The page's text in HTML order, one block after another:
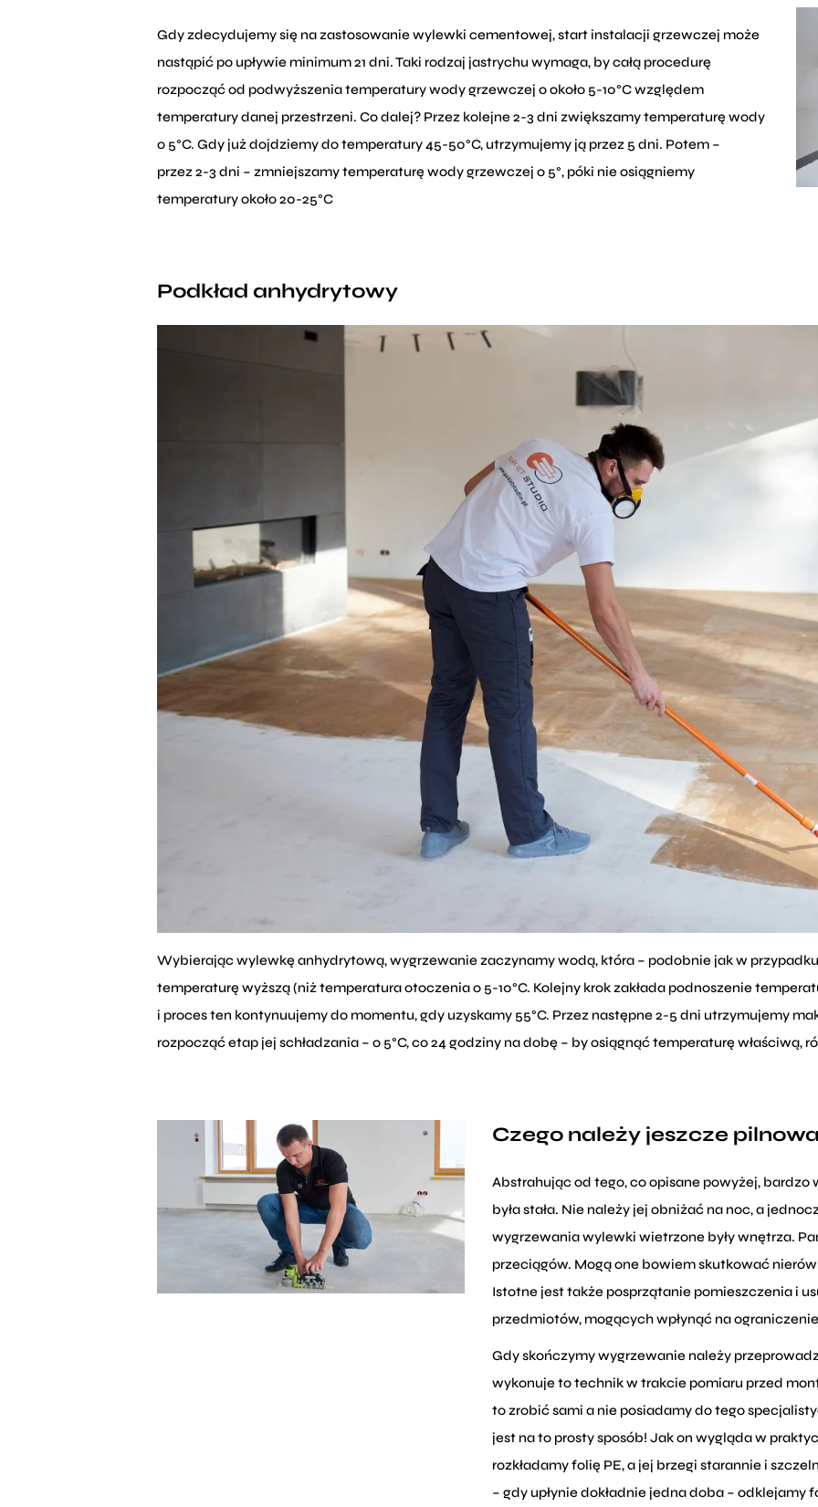
Gdy zdecydujemy się na zastosowanie wylewki cementowej, start instalacji grzewczej może
nastąpić po upływie minimum 21 dni. Taki rodzaj jastrychu wymaga, by całą procedurę
rozpocząć od podwyższenia temperatury wody grzewczej o około 5-10°C względem
temperatury danej przestrzeni. Co dalej? Przez kolejne 2-3 dni zwiększamy temperaturę wody
o 5°C. Gdy już dojdziemy do temperatury 45-50°C, utrzymujemy ją przez 5 dni. Potem –
przez 2-3 dni – zmniejszamy temperaturę wody grzewczej o 5°, póki nie osiągniemy
temperatury około 20-25°C
Podkład anhydrytowy
Wybierając wylewkę anhydrytową, wygrzewanie zaczynamy wodą, która – podobnie jak w
temperaturę wyższą (niż temperatura otoczenia o 5-10°C. Kolejny krok zakłada podnoszenie
i proces ten kontynuujemy do momentu, gdy uzyskamy 55°C. Przez następne 2-5 dni utrzymujemy
rozpocząć etap jej schładzania – o 5°C, co 24 godziny na dobę – by osiągnąć temperaturę właściwą,
Czego należy jeszcze
Abstrahując od tego, co opisane powyżej, bardzo
była stała. Nie należy jej obniżać na noc, a
wygrzewania wylewki wietrzone były wnętrza.
przeciągów. Mogą one bowiem skutkować
Istotne jest także posprzątanie pomieszczenia i
przedmiotów, mogących wpłynąć na
Gdy skończymy wygrzewanie należy
wykonuje to technik w trakcie pomiaru przed
to zrobić sami a nie posiadamy do tego
jest na to prosty sposób! Jak on wygląda w
rozkładamy folię PE, a jej brzegi starannie i
– gdy upłynie dokładnie jedna doba – odklejamy